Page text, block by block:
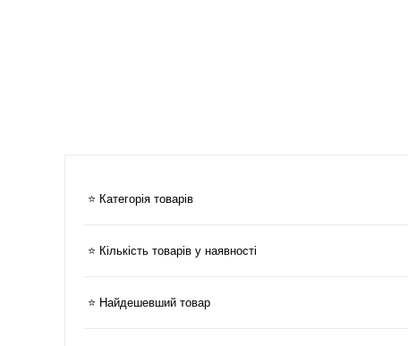
⭐ Категорія товарів
⭐ Кількість товарів у наявності
⭐ Найдешевший товар